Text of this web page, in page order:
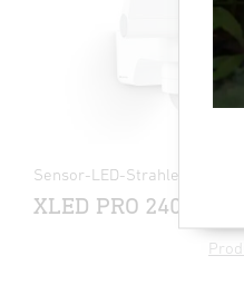
Sensor-LED-Strahler -
XLED PRO 240 S